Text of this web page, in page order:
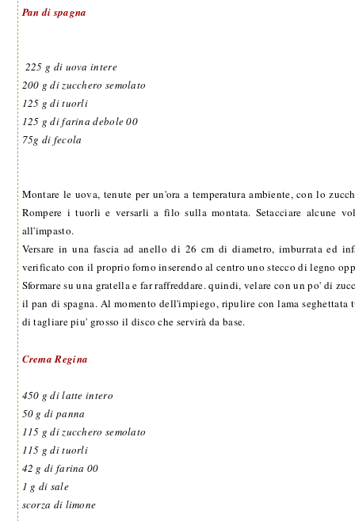
Pan di spagna
225 g di uova intere
200 g di zucchero semolato
125 g di tuorli
125 g di farina debole 00
75g di fecola
Montare le uova, tenute per un'ora a temperatura ambiente, con lo
Rompere i tuorli e versarli a filo sulla montata. Setacciare alcune
all'impasto.
Versare in una fascia ad anello di 26 cm di diametro, imburrata ed
verificato con il proprio forno inserendo al centro uno stecco di legno
Sformare su una gratella e far raffreddare. quindi, velare con un po' di
il pan di spagna. Al momento dell'impiego, ripulire con lama
di tagliare piu' grosso il disco che servirà da base.
Crema Regina
450 g di latte intero
50 g di panna
115 g di zucchero semolato
115 g di tuorli
42 g di farina 00
1 g di sale
scorza di limone